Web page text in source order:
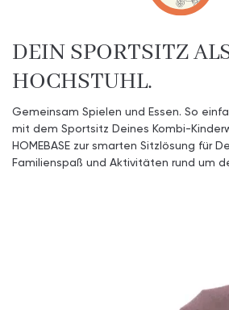
DEIN SPORTSITZ
HOCHSTUHL.
Gemeinsam Spielen und Essen. So
mit dem Sportsitz Deines Kombi-
HOMEBASE zur smarten Sitzlösung für
Familienspaß und Aktivitäten rund um